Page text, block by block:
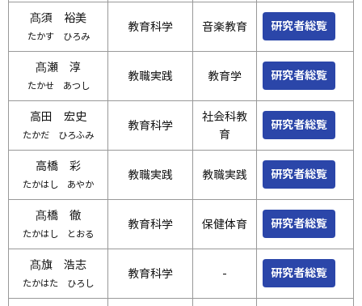
髙須 裕美
たかす ひろみ
教育科学 音楽教育 研究者総覧
髙瀬 淳
たかせ あつし
教職実践 教育学 研究者総覧
高田 宏史
たかだ ひろふみ
教育科学
社会科教
育
研究者総覧
高橋 彩
たかはし あやか
教職実践 教職実践 研究者総覧
髙橋 徹
たかはし とおる
教育科学 保健体育 研究者総覧
髙旗 浩志
たかはた ひろし
教育科学 - 研究者総覧